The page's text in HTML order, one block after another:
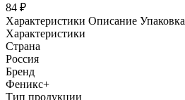
84 ₽
Характеристики Описание Упаковка
Характеристики
Страна
Россия
Бренд
Феникс+
Тип продукции